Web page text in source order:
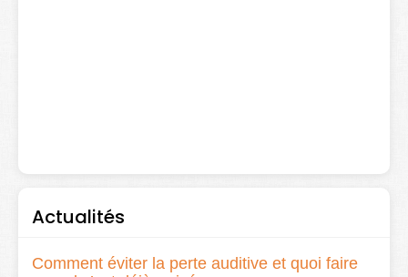
Actualités
Comment éviter la perte auditive et quoi faire